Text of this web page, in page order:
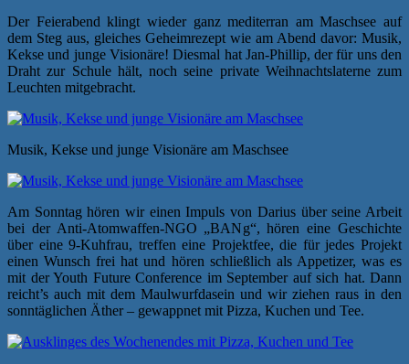
Der Feierabend klingt wieder ganz mediterran am Maschsee auf
dem Steg aus, gleiches Geheimrezept wie am Abend davor: Musik,
Kekse und junge Visionäre! Diesmal hat Jan-Phillip, der für uns den
Draht zur Schule hält, noch seine private Weihnachtslaterne zum
Leuchten mitgebracht.
Musik, Kekse und junge Visionäre am Maschsee
Am Sonntag hören wir einen Impuls von Darius über seine Arbeit
bei der Anti-Atomwaffen-NGO „BANg“, hören eine Geschichte
über eine 9-Kuhfrau, treffen eine Projektfee, die für jedes Projekt
einen Wunsch frei hat und hören schließlich als Appetizer, was es
mit der Youth Future Conference im September auf sich hat. Dann
reicht’s auch mit dem Maulwurfdasein und wir ziehen raus in den
sonntäglichen Äther – gewappnet mit Pizza, Kuchen und Tee.